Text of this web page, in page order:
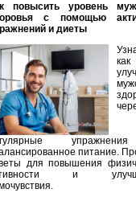
с помощью
и диеты
как
питание.
для повышения
и